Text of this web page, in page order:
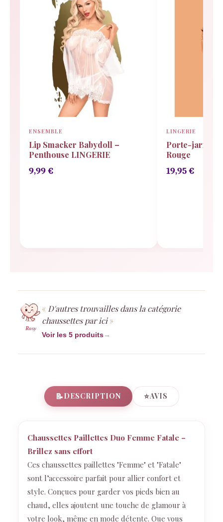
ENSEMBLE
Lip Smacker Babydoll –
Penthouse LINGERIE
9,99€
LINGERIE
Porte-
Rouge
19,95€
Rosy
D'autres trouvailles dans la catégorie
chaussettes par ici
Voir les 5 produits →
📝DESCRIPTION ⭐AVIS
Chaussettes Paillettes Duo Femme Fatale –
Brillez sans effort
Ces chaussettes paillettes "Femme" et "Fatale"
sont l’accessoire parfait pour allier confort et
style. Conçues pour garder vos pieds bien au
chaud, elles ajoutent une touche de glamour à
votre look, même en mode détente. Que vous